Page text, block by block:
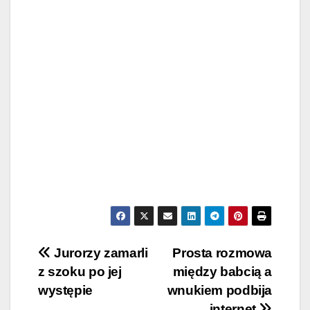
Post
navigation
Prosta rozmowa
między babcią a
wnukiem podbija
Jurorzy zamarli
z szoku po jej
występie